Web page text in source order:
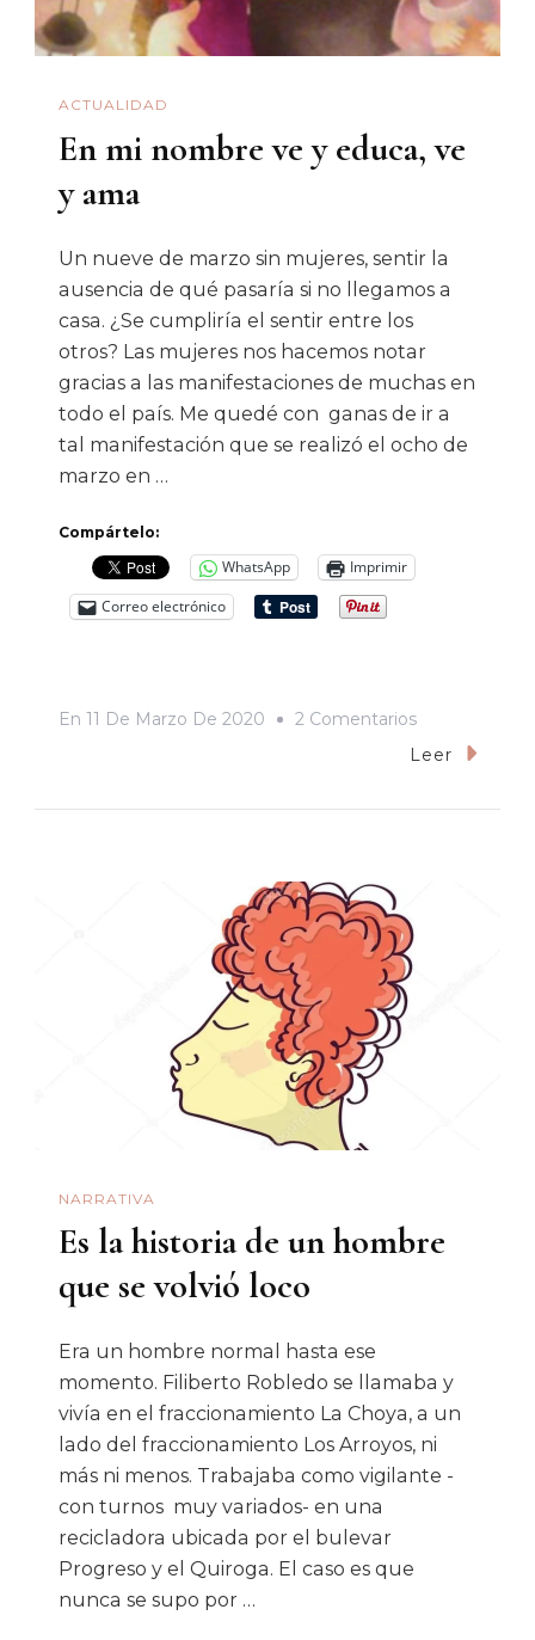
ACTUALIDAD
En mi nombre ve y educa, ve
y ama
Un nueve de marzo sin mujeres, sentir la
ausencia de qué pasaría si no llegamos a
casa. ¿Se cumpliría el sentir entre los
otros? Las mujeres nos hacemos notar
gracias a las manifestaciones de muchas en
todo el país. Me quedé con ganas de ir a
tal manifestación que se realizó el ocho de
marzo en …
Compártelo:
WhatsApp
Imprimir
Correo electrónico
En 11 De Marzo De 2020 2 ComentariosEn
En
Leer
NARRATIVA
Es la historia de un hombre
que se volvió loco
Era un hombre normal hasta ese
momento. Filiberto Robledo se llamaba y
vivía en el fraccionamiento La Choya, a un
lado del fraccionamiento Los Arroyos, ni
más ni menos. Trabajaba como vigilante -
con turnos muy variados- en una
recicladora ubicada por el bulevar
Progreso y el Quiroga. El caso es que
nunca se supo por …